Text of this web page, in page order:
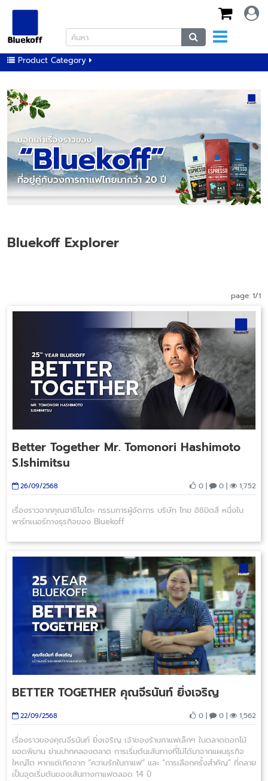
Product Category
Bluekoff Explorer
page: 1/1
Better Together Mr. Tomonori Hashimoto
S.Ishimitsu
26/09/2568 0 | 0 | 1,752
เรื่องราวจากคุณฮาชิโมโตะ กรรมการผู้จัดการ บริษัท ไทย อิชิมิตสึ หนึ่งใน
พาร์ทเนอร์ทางธุรกิจของ Bluekoff
BETTER TOGETHER คุณจีรนันท์ ยิ่งเจริญ
22/09/2568 0 | 0 | 1,562
เรื่องราวของคุณจีรนันท์ ยิ่งเจริญ เจ้าของร้านกาแฟเล็กๆ ในตลาดดอกไม้
ยอดพิมาน ย่านปากคลองตลาด การเริ่มต้นเส้นทางที่ไม่ได้มาจากแผนธุรกิจ
ใหญ่โต หากแต่เกิดจาก “ความรักในกาแฟ” และ “การเลือกครั้งสำคัญ” ที่กลาย
เป็นจุดเริ่มต้นของเส้นทางกาแฟตลอด 14 ปี